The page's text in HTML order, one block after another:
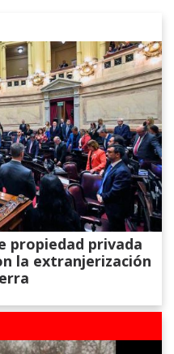
propiedad privada
la extranjerización